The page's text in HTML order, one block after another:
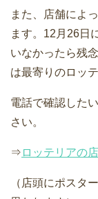
また、店舗によ
ます。12月26日
いなかったら残
は最寄りのロッ
電話で確認した
さい。
⇒ ロッテリアの
（店頭にポスタ